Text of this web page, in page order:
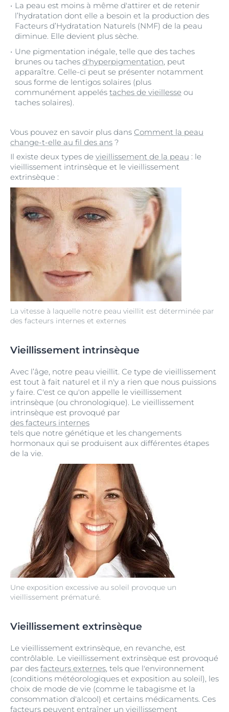
La vitesse à laquelle notre peau vieillit est déterminée par
des facteurs internes et externes
La peau est moins à même d'attirer et de retenir
l’hydratation dont elle a besoin et la production des
Facteurs d’Hydratation Naturels (NMF) de la peau
diminue. Elle devient plus sèche.
Une pigmentation inégale, telle que des taches
brunes ou taches d'hyperpigmentation, peut
apparaître. Celle-ci peut se présenter notamment
sous forme de lentigos solaires (plus
communément appelés taches de vieillesse ou
taches solaires).
Vous pouvez en savoir plus dans Comment la peau
change-t-elle au fil des ans ?
Il existe deux types de vieillissement de la peau : le
vieillissement intrinsèque et le vieillissement
extrinsèque :
Vieillissement intrinsèque
Une exposition excessive au soleil provoque un
vieillissement prématuré.
Avec l’âge, notre peau vieillit. Ce type de vieillissement
est tout à fait naturel et il n'y a rien que nous puissions
y faire. C'est ce qu'on appelle le vieillissement
intrinsèque (ou chronologique). Le vieillissement
intrinsèque est provoqué par
des facteurs internes
tels que notre génétique et les changements
hormonaux qui se produisent aux différentes étapes
de la vie.
Vieillissement extrinsèque
Le vieillissement extrinsèque, en revanche, est
contrôlable. Le vieillissement extrinsèque est provoqué
par des facteurs externes, tels que l'environnement
(conditions météorologiques et exposition au soleil), les
choix de mode de vie (comme le tabagisme et la
consommation d'alcool) et certains médicaments. Ces
facteurs peuvent entraîner un vieillissement